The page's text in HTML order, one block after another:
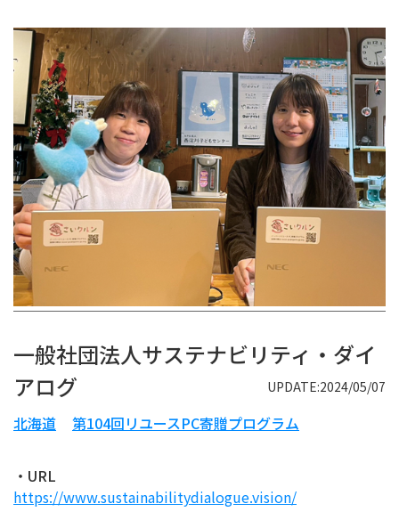
一般社団法人サステナビリティ・ダイ
アログ
UPDATE:2024/05/07
北海道 第104回リユースPC寄贈プログラム
・URL
https://www.sustainabilitydialogue.vision/